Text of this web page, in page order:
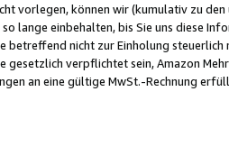
vorlegen, können wir (kumulativ zu
lange einbehalten, bis Sie uns diese
betreffend nicht zur Einholung
gesetzlich verpflichtet sein, Amazon
an eine gültige MwSt.-Rechnung